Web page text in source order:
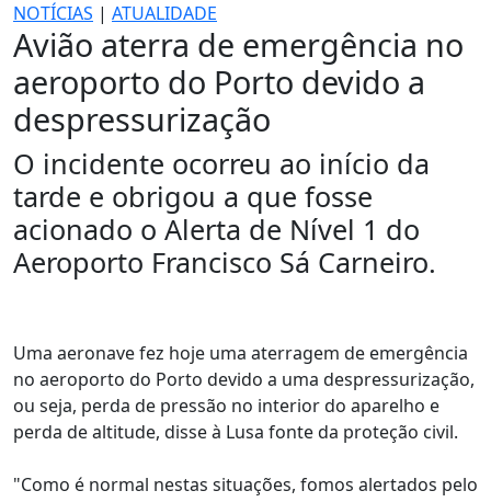
NOTÍCIAS | ATUALIDADE
Avião aterra de emergência no
aeroporto do Porto devido a
despressurização
O incidente ocorreu ao início da
tarde e obrigou a que fosse
acionado o Alerta de Nível 1 do
Aeroporto Francisco Sá Carneiro.
Uma aeronave fez hoje uma aterragem de emergência
no aeroporto do Porto devido a uma despressurização,
ou seja, perda de pressão no interior do aparelho e
perda de altitude, disse à Lusa fonte da proteção civil.
"Como é normal nestas situações, fomos alertados pelo